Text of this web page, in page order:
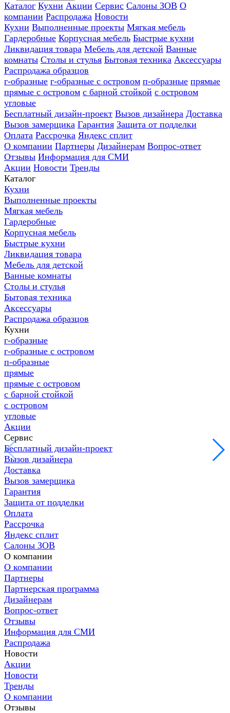
Каталог Кухни Акции Сервис Салоны ЗОВ О
компании Распродажа Новости
Кухни Выполненные проекты Мягкая мебель
Гардеробные Корпусная мебель Быстрые кухни
Ликвидация товара Мебель для детской Ванные
комнаты Столы и стулья Бытовая техника Аксессуары
Распродажа образцов
г-образные г-образные с островом п-образные прямые
прямые с островом с барной стойкой с островом
угловые
Бесплатный дизайн-проект Вызов дизайнера Доставка
Вызов замерщика Гарантия Защита от подделки
Оплата Рассрочка Яндекс сплит
О компании Партнеры Дизайнерам Вопрос-ответ
Отзывы Информация для СМИ
Акции Новости Тренды
Каталог
Кухни
Выполненные проекты
Мягкая мебель
Гардеробные
Корпусная мебель
Быстрые кухни
Ликвидация товара
Мебель для детской
Ванные комнаты
Столы и стулья
Бытовая техника
Аксессуары
Распродажа образцов
Кухни
г-образные
г-образные с островом
п-образные
прямые
прямые с островом
с барной стойкой
с островом
угловые
Акции
Сервис
Бесплатный дизайн-проект
Вызов дизайнера
Доставка
Вызов замерщика
Гарантия
Защита от подделки
Оплата
Рассрочка
Яндекс сплит
Салоны ЗОВ
О компании
О компании
Партнеры
Партнерская программа
Дизайнерам
Вопрос-ответ
Отзывы
Информация для СМИ
Распродажа
Новости
Акции
Новости
Тренды
О компании
Отзывы